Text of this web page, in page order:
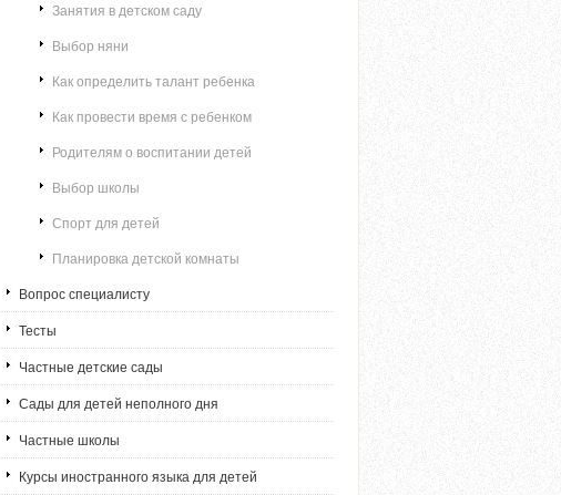
Занятия в детском саду
Выбор няни
Как определить талант ребенка
Как провести время с ребенком
Родителям о воспитании детей
Выбор школы
Спорт для детей
Планировка детской комнаты
Вопрос специалисту
Тесты
Частные детские сады
Сады для детей неполного дня
Частные школы
Курсы иностранного языка для детей